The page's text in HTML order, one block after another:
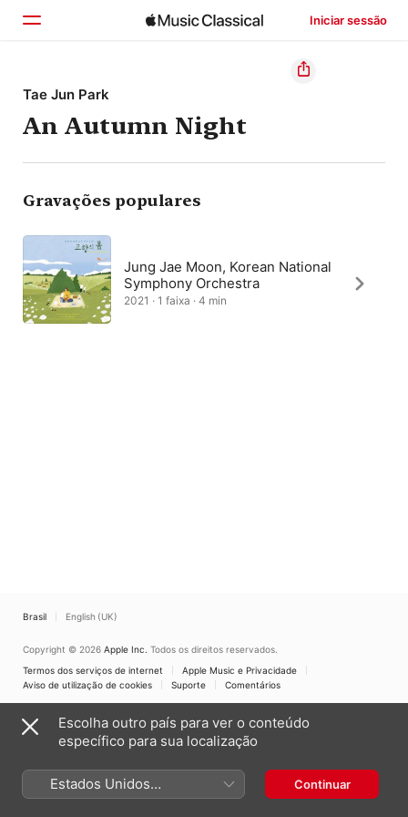
Iniciar sessão
Início
Explorar
Buscar
Tae Jun Park
An Autumn Night
Gravações populares
Jung Jae Moon, Korean National
Symphony Orchestra
2021 · 1 faixa · 4 min
Brasil English (UK)
Copyright © 2026 Apple Inc. Todos os direitos reservados.
Termos dos serviços de internet
Apple Music e Privacidade
Aviso de utilização de cookies
Suporte Comentários
Escolha outro país para ver o conteúdo
específico para sua localização
Estados Unidos
(Português Brasil)
Continuar